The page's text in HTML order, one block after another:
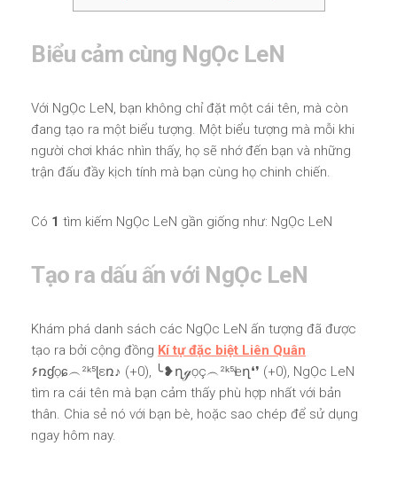
Biểu cảm cùng NgỌc LeN
Với NgỌc LeN, bạn không chỉ đặt một cái tên, mà còn
đang tạo ra một biểu tượng. Một biểu tượng mà mỗi khi
người chơi khác nhìn thấy, họ sẽ nhớ đến bạn và những
trận đấu đầy kịch tính mà bạn cùng họ chinh chiến.
Có 1 tìm kiếm NgỌc LeN gần giống như: NgỌc LeN
Tạo ra dấu ấn với NgỌc LeN
Khám phá danh sách các NgỌc LeN ấn tượng đã được
tạo ra bởi cộng đồng Kí tự đặc biệt Liên Quân
۶ռɠọɕ︵²ᵏ⁵ɭεռ♪ (+0), ╰❥ղℊọç︵²ᵏ⁵Ӏҽղ❛❜ (+0), NgỌc LeN
tìm ra cái tên mà bạn cảm thấy phù hợp nhất với bản
thân. Chia sẻ nó với bạn bè, hoặc sao chép để sử dụng
ngay hôm nay.